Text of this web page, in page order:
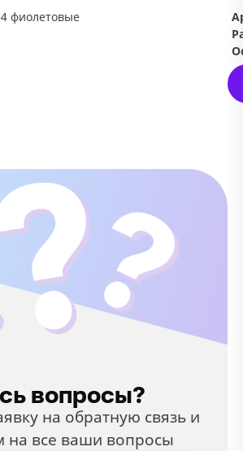
фиолетовые
вопросы?
на обратную связь и
на все ваши вопросы